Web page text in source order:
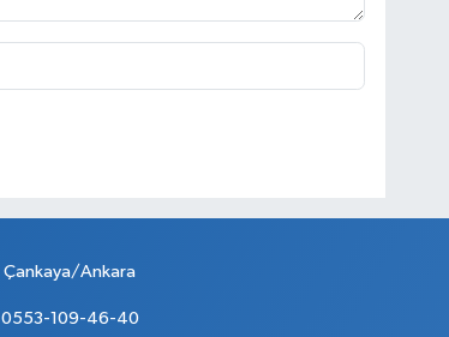
Çankaya/Ankara
0553-109-46-40